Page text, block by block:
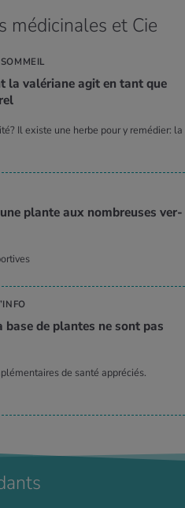
médicinales et Cie
la valé­riane agit en tant que
Il existe une herbe pour y remédier: la
plante aux nom­breuses ver­
base de plantes ne sont pas
de santé appréciés.